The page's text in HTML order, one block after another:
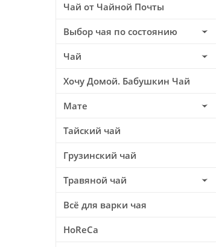
Чай от Чайной Почты
Выбор чая по состоянию
Чай
Хочу Домой. Бабушкин Чай
Мате
Тайский чай
Грузинский чай
Травяной чай
Всё для варки чая
HoReCa